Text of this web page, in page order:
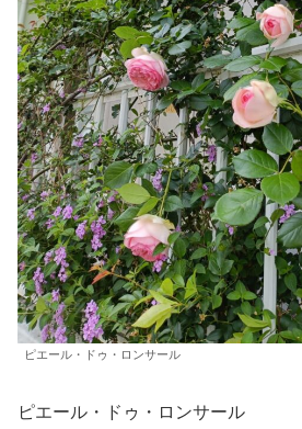
ピエール・ドゥ・ロンサール
ピエール・ドゥ・ロンサール